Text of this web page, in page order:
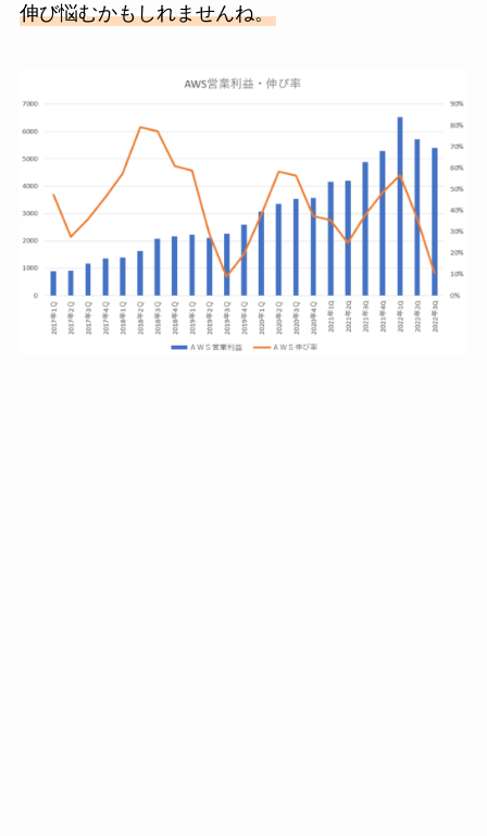
伸び悩むかもしれませんね。